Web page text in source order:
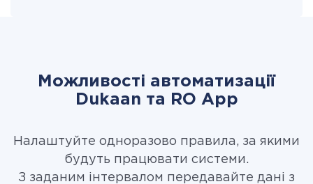
Можливості автоматизації
Dukaan та RO App
Налаштуйте одноразово правила, за якими
будуть працювати системи.
З заданим інтервалом передавайте дані з